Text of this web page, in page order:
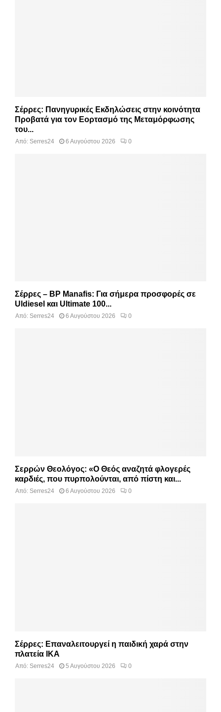
Σέρρες: Πανηγυρικές Εκδηλώσεις στην κοινότητα
Προβατά για τον Εορτασμό της Μεταμόρφωσης
του...
Από: Serres24 6 Αυγούστου 2026 0
Σέρρες – BP Manafis: Για σήμερα προσφορές σε
Uldiesel και Ultimate 100...
Από: Serres24 6 Αυγούστου 2026 0
Σερρών Θεολόγος: «Ο Θεός αναζητά φλογερές
καρδιές, που πυρπολούνται, από πίστη και...
Από: Serres24 6 Αυγούστου 2026 0
Σέρρες: Επαναλειτουργεί η παιδική χαρά στην
πλατεία ΙΚΑ
Από: Serres24 5 Αυγούστου 2026 0